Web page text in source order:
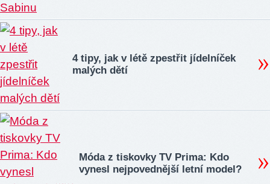
4 tipy, jak v létě zpestřit jídelníček
malých dětí
Móda z tiskovky TV Prima: Kdo
vynesl nejpovednější letní model?